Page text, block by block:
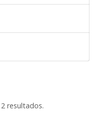
resultados.